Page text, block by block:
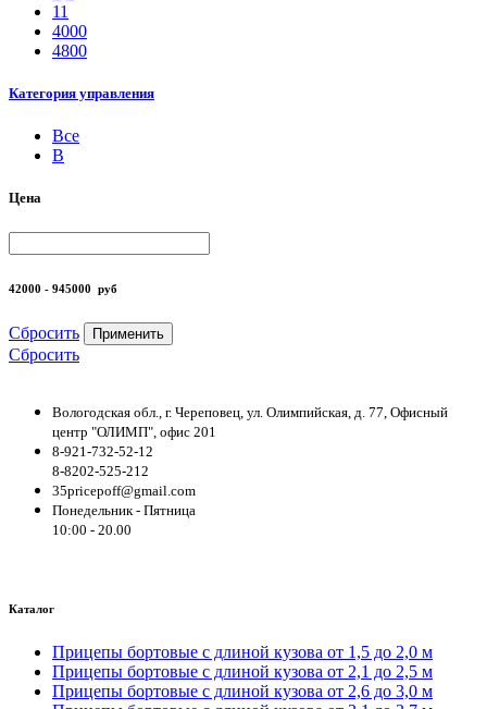
11
4000
4800
Категория управления
Все
B
Цена
42000 - 945000 руб
Сбросить Применить
Сбросить
Вологодская обл., г. Череповец, ул. Олимпийская, д. 77, Офисный
центр "ОЛИМП", офис 201
8-921-732-52-12
8-8202-525-212
35pricepoff@gmail.com
Понедельник - Пятница
10:00 - 20.00
Каталог
Прицепы бортовые с длиной кузова от 1,5 до 2,0 м
Прицепы бортовые с длиной кузова от 2,1 до 2,5 м
Прицепы бортовые с длиной кузова от 2,6 до 3,0 м